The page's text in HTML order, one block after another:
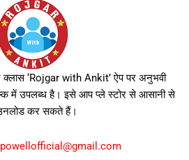
क्लास ‘Rojgar with Ankit’ ऐप पर अनुभवी
शुल्क में उपलब्ध है। इसे आप प्ले स्टोर से आसानी से
कर सकते हैं।